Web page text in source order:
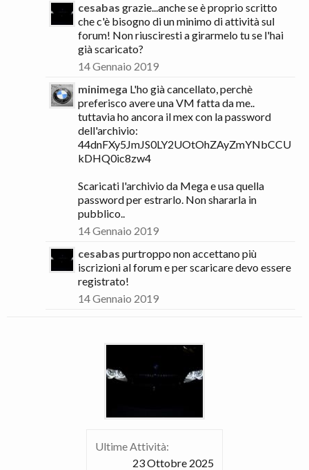
Ultime Attività:
23 Ottobre 2025
cesabas grazie...anche se è proprio scritto
che c'è bisogno di un minimo di attività sul
forum! Non riusciresti a girarmelo tu se l'hai
già scaricato?
14 Gennaio 2019
minimega L'ho già cancellato, perchè
preferisco avere una VM fatta da me..
tuttavia ho ancora il mex con la password
dell'archivio:
44dnFXy5JmJS0LY2UOtOhZAyZmYNbCCU
kDHQ0ic8zw4
Scaricati l'archivio da Mega e usa quella
password per estrarlo. Non shararla in
pubblico..
14 Gennaio 2019
cesabas purtroppo non accettano più
iscrizioni al forum e per scaricare devo essere
registrato!
14 Gennaio 2019